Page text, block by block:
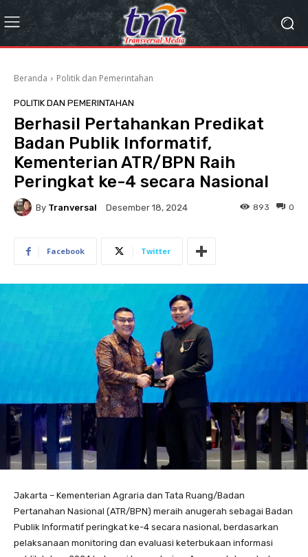
Beranda Politik dan Pemerintahan
POLITIK DAN PEMERINTAHAN
Berhasil Pertahankan Predikat
Badan Publik Informatif,
Kementerian ATR/BPN Raih
Peringkat ke-4 secara Nasional
By Tranversal Desember 18, 2024 0
893
Facebook Twitter
Jakarta – Kementerian Agraria dan Tata Ruang/Badan
Pertanahan Nasional (ATR/BPN) meraih anugerah sebagai Badan
Publik Informatif peringkat ke-4 secara nasional, berdasarkan
pelaksanaan monitoring dan evaluasi keterbukaan informasi